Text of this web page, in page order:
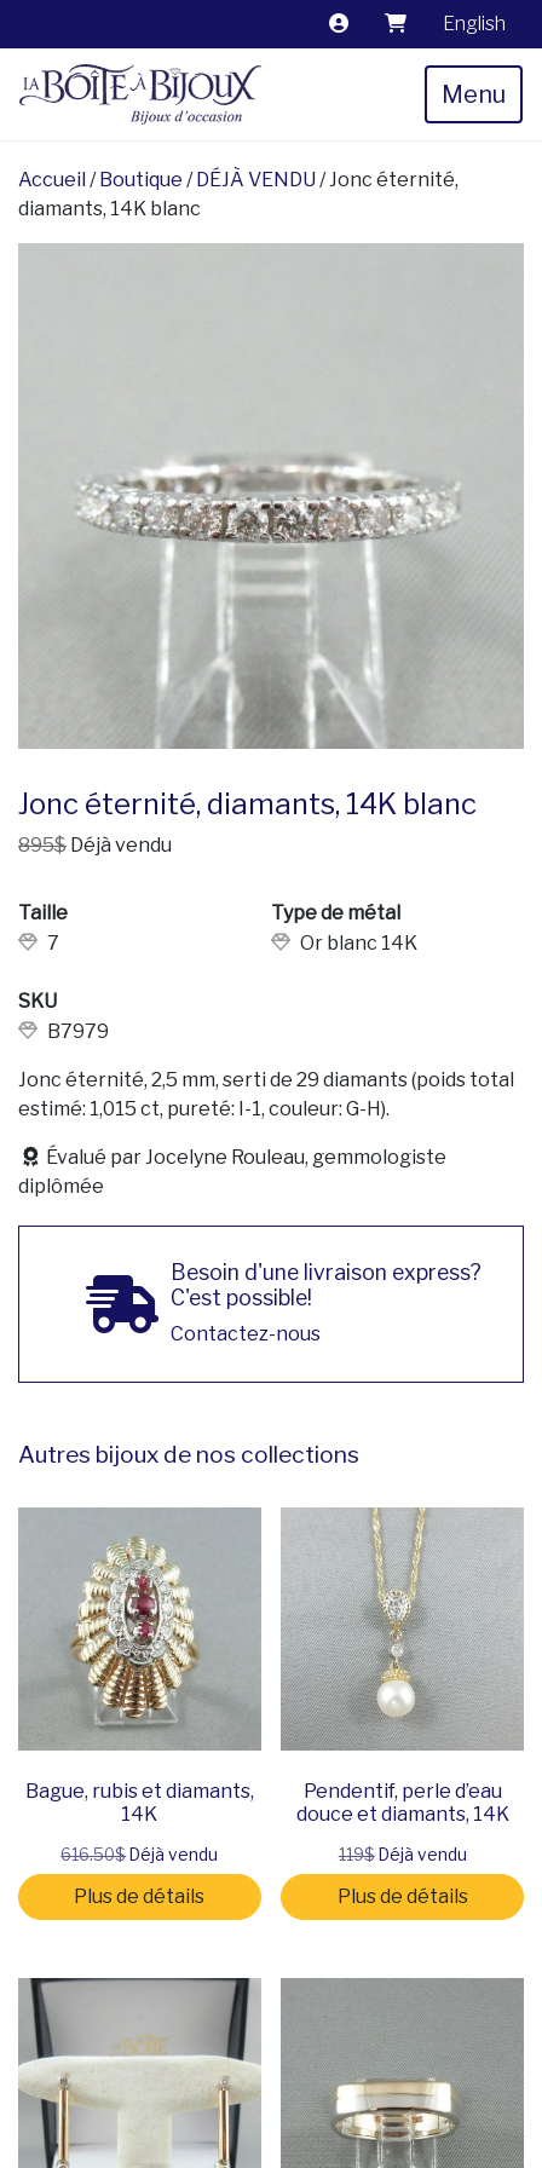
English
Menu
Accueil /Boutique /DÉJÀ VENDU / Jonc éternité,
diamants, 14K blanc
Jonc éternité, diamants, 14K blanc
895$ Déjà vendu
Taille
7
Type de métal
Or blanc 14K
SKU
B7979
Jonc éternité, 2,5 mm, serti de 29 diamants (poids total
estimé: 1,015 ct, pureté: I-1, couleur: G-H).
Évalué par Jocelyne Rouleau, gemmologiste
diplômée
Besoin d'une livraison express?
C'est possible!
Contactez-nous
Autres bijoux de nos collections
Bague, rubis et diamants,
14K
616.50$Déjà vendu
Plus de détails
Pendentif, perle d’eau
douce et diamants, 14K
119$Déjà vendu
Plus de détails